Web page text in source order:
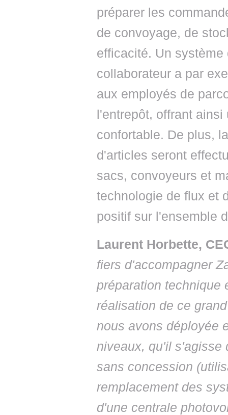
préparer les
de convoyage, de
efficacité. Un
collaborateur a par
aux employés de
l'entrepôt, offrant
confortable. De plus,
d'articles seront
sacs, convoyeurs et
technologie de flux et
positif sur l'ensemble
Laurent Horbette,
fiers d'accompagner
préparation technique
réalisation de ce
nous avons déployée
niveaux, qu'il s'agisse
sans concession
remplacement des
d'une centrale